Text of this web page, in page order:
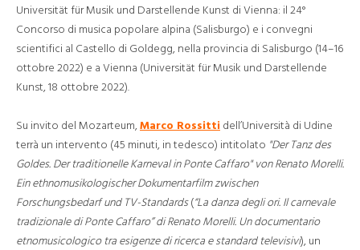
Universität für Musik und Darstellende Kunst di Vienna: il 24°
Concorso di musica popolare alpina (Salisburgo) e i convegni
scientifici al Castello di Goldegg, nella provincia di Salisburgo (14–16
ottobre 2022) e a Vienna (Universität für Musik und Darstellende
Kunst, 18 ottobre 2022).
Su invito del Mozarteum,Marco Rossitti dell’Università di Udine
terrà un intervento (45 minuti, in tedesco) intitolato "Der Tanz des
Goldes. Der traditionelle Karneval in Ponte Caffaro" von Renato Morelli.
Ein ethnomusikologischer Dokumentarfilm zwischen
Forschungsbedarf und TV-Standards(“La danza degli ori. Il carnevale
tradizionale di Ponte Caffaro” di Renato Morelli. Un documentario
etnomusicologico tra esigenze di ricerca e standard televisivi), un